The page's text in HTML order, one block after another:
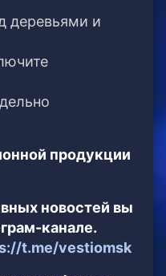
деревьями и
продукции
новостей вы
канале.
t.me/vestiomsk